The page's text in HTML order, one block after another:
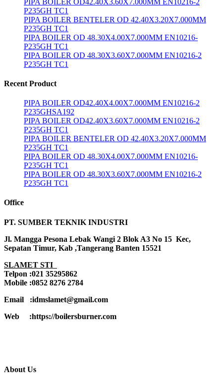
P235GH TC1
PIPA BOILER BENTELER OD 42.40X3.20X7.000MM
P235GH TC1
PIPA BOILER OD 48.30X4.00X7.000MM EN10216-
P235GH TC1
PIPA BOILER OD 48.30X3.60X7.000MM EN10216-2
P235GH TC1
Recent Product
PIPA BOILER OD42.40X4.00X7.000MM EN10216-2
P235GHSA192
PIPA BOILER OD42.40X3.60X7.000MM EN10216-2
P235GH TC1
PIPA BOILER BENTELER OD 42.40X3.20X7.000MM
P235GH TC1
PIPA BOILER OD 48.30X4.00X7.000MM EN10216-
P235GH TC1
PIPA BOILER OD 48.30X3.60X7.000MM EN10216-2
P235GH TC1
Office
PT. SUMBER TEKNIK INDUSTRI
Jl. Mangga Pesona Lebak Wangi 2 Blok A3 No 15 Kec,
Sepatan Timur, Kab ,Tangerang Banten 15521
SLAMET STI
Telpon :021 35295862
Mobile :0852 8276 2784
Email :idmslamet@gmail.com
Web :https://boilersburner.com
About Us